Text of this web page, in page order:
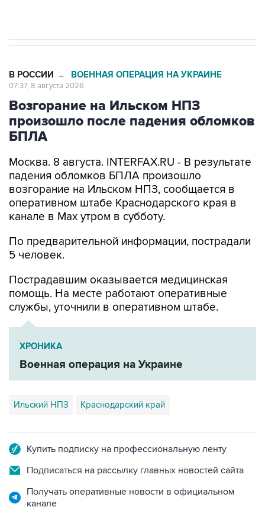
В РОССИИ → ВОЕННАЯ ОПЕРАЦИЯ НА УКРАИНЕ
07:37, 8 августа 2026
Возгорание на Ильском НПЗ
произошло после падения обломков
БПЛА
Москва. 8 августа. INTERFAX.RU - В результате
падения обломков БПЛА произошло
возгорание на Ильском НПЗ, сообщается в
оперативном штабе Краснодарского края в
канале в Max утром в субботу.
По предварительной информации, пострадали
5 человек.
Пострадавшим оказывается медицинская
помощь. На месте работают оперативные
службы, уточнили в оперативном штабе.
ХРОНИКА
Военная операция на Украине
Ильский НПЗ Краснодарский край
Купить подписку на профессиональную ленту
Подписаться на рассылку главных новостей сайта
Получать оперативные новости в официальном
канале